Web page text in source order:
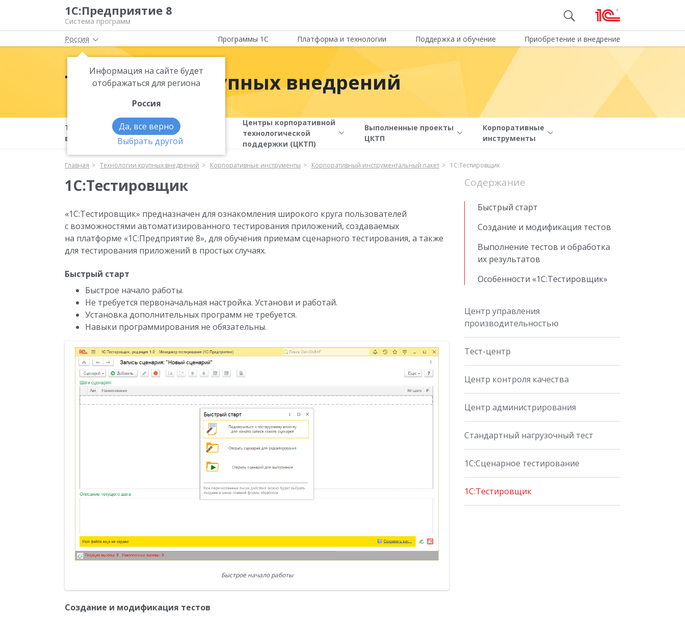
1С:Предприятие 8
Система программ
Россия
Информация на сайте будет
отображаться для региона
Россия
Да, все верно
Выбрать другой
Программы 1С Платформа и технологии Поддержка и обучение Приобретение и внедрение
Технологии крупных внедрений
Технологии крупных
внедрений
Бета-
тестирование
Центры корпоративной
технологической
поддержки (ЦКТП)
Выполненные проекты
ЦКТП
Корпоративные
инструменты
Главная Технологии крупных внедрений Корпоративные инструменты Корпоративный инструментальный пакет 1С:Тестировщик
1С:Тестировщик
«1С:Тестировщик» предназначен для ознакомления широкого круга пользователей
с возможностями автоматизированного тестирования приложений, создаваемых
на платформе «1С:Предприятие 8», для обучения приемам сценарного тестирования, а также
для тестирования приложений в простых случаях.
Быстрый старт
Быстрое начало работы.
Не требуется первоначальная настройка. Установи и работай.
Установка дополнительных программ не требуется.
Навыки программирования не обязательны.
Быстрое начало работы
Создание и модификация тестов
Содержание
Быстрый старт
Создание и модификация тестов
Выполнение тестов и обработка
их результатов
Особенности «1С:Тестировщик»
Центр управления
производительностью
Тест-центр
Центр контроля качества
Центр администрирования
Стандартный нагрузочный тест
1С:Сценарное тестирование
1С:Тестировщик